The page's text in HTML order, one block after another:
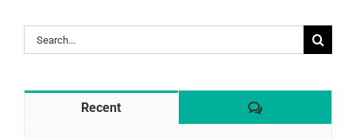
Search
for:
Recent Comentaris